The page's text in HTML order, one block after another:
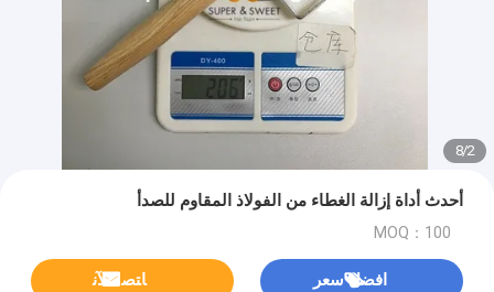
2
/
8
أحدث أداة إزالة الغطاء من الفولاذ المقاوم للصدأ
MOQ：100
افضل سعر ﺎﺘﺼﻟ ﺍﻶﻧ